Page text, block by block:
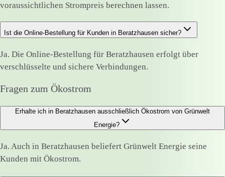
voraussichtlichen Strompreis berechnen lassen.
Ist die Online-Bestellung für Kunden in Beratzhausen sicher?
Ja. Die Online-Bestellung für Beratzhausen erfolgt über
verschlüsselte und sichere Verbindungen.
Fragen zum Ökostrom
Erhalte ich in Beratzhausen ausschließlich Ökostrom von Grünwelt
Energie?
Ja. Auch in Beratzhausen beliefert Grünwelt Energie seine
Kunden mit Ökostrom.